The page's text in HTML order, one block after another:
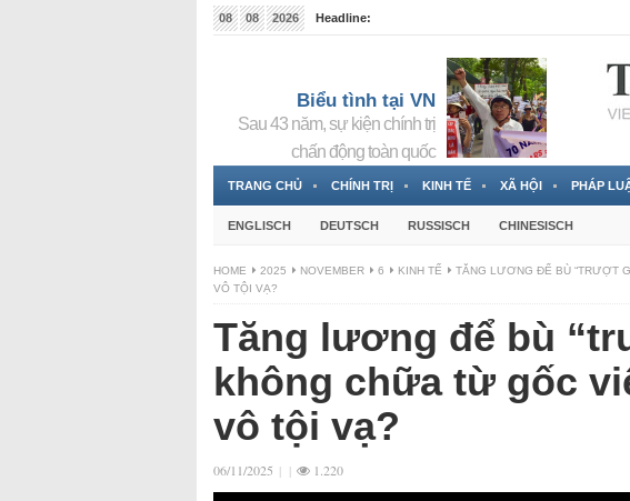
08 08 2026
Headline:
Biểu tình tại VN
Sau 43 năm, sự kiện chính trị
chấn động toàn quốc
TRANG CHỦ CHÍNH TRỊ KINH TẾ XÃ HỘI PHÁP
ENGLISCH DEUTSCH RUSSISCH CHINESISCH
HOME 2025 NOVEMBER 6 KINH TẾ
TĂNG LƯƠNG ĐỂ BÙ “TRƯỢT
VÔ TỘI VẠ?
Tăng lương để bù
không chữa từ gốc
vô tội vạ?
06/11/2025 | | 1.220